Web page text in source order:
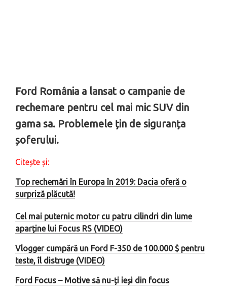
Ford România a lansat o campanie de
rechemare pentru cel mai mic SUV din
gama sa. Problemele țin de siguranța
șoferului.
Citește și:
Top rechemări în Europa în 2019: Dacia oferă o
surpriză plăcută!
Cel mai puternic motor cu patru cilindri din lume
aparține lui Focus RS (VIDEO)
Vlogger cumpără un Ford F-350 de 100.000 $ pentru
teste, îl distruge (VIDEO)
Ford Focus – Motive să nu-ți ieși din focus